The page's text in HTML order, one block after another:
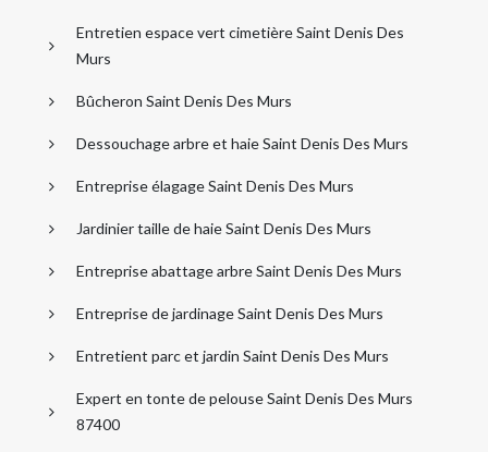
Entretien espace vert cimetière Saint Denis Des
Murs
Bûcheron Saint Denis Des Murs
Dessouchage arbre et haie Saint Denis Des Murs
Entreprise élagage Saint Denis Des Murs
Jardinier taille de haie Saint Denis Des Murs
Entreprise abattage arbre Saint Denis Des Murs
Entreprise de jardinage Saint Denis Des Murs
Entretient parc et jardin Saint Denis Des Murs
Expert en tonte de pelouse Saint Denis Des Murs
87400